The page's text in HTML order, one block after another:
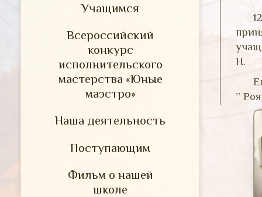
Учащимся
Всероссийский
конкурс
исполнительского
мастерства «Юные
маэстро»
Наша деятельность
Поступающим
Фильм о нашей
школе
Н.
”